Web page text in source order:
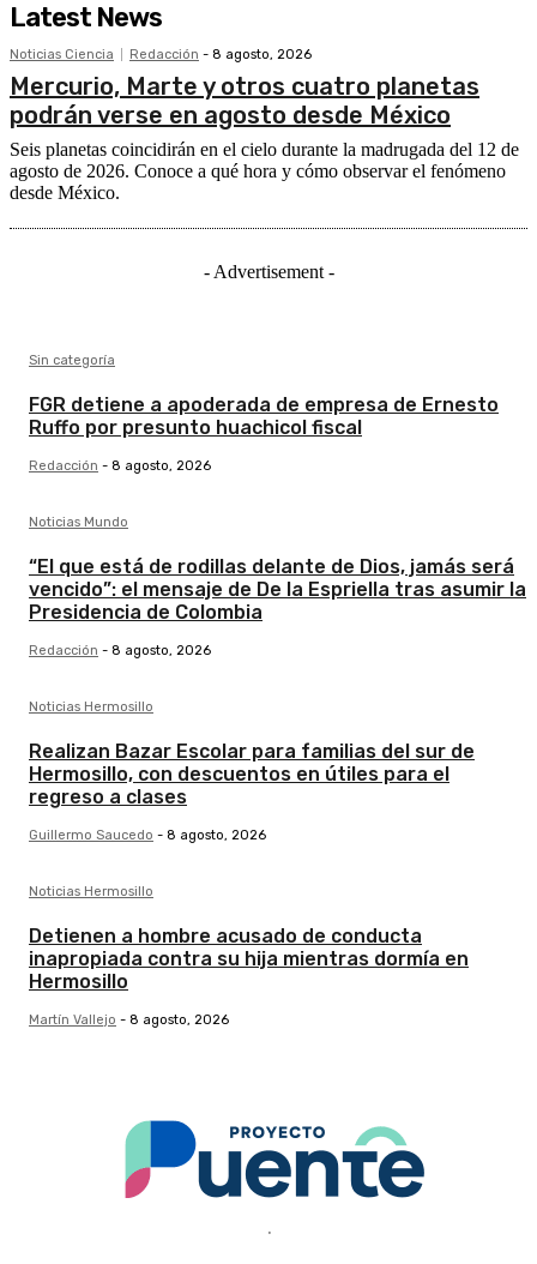
Latest News
Noticias Ciencia Redacción - 8 agosto, 2026
Mercurio, Marte y otros cuatro planetas
podrán verse en agosto desde México
Seis planetas coincidirán en el cielo durante la madrugada del 12 de
agosto de 2026. Conoce a qué hora y cómo observar el fenómeno
desde México.
- Advertisement -
Sin categoría
FGR detiene a apoderada de empresa de Ernesto
Ruffo por presunto huachicol fiscal
Redacción - 8 agosto, 2026
Noticias Mundo
“El que está de rodillas delante de Dios, jamás será
vencido”: el mensaje de De la Espriella tras asumir la
Presidencia de Colombia
Redacción - 8 agosto, 2026
Noticias Hermosillo
Realizan Bazar Escolar para familias del sur de
Hermosillo, con descuentos en útiles para el
regreso a clases
Guillermo Saucedo - 8 agosto, 2026
Noticias Hermosillo
Detienen a hombre acusado de conducta
inapropiada contra su hija mientras dormía en
Hermosillo
Martín Vallejo - 8 agosto, 2026
.